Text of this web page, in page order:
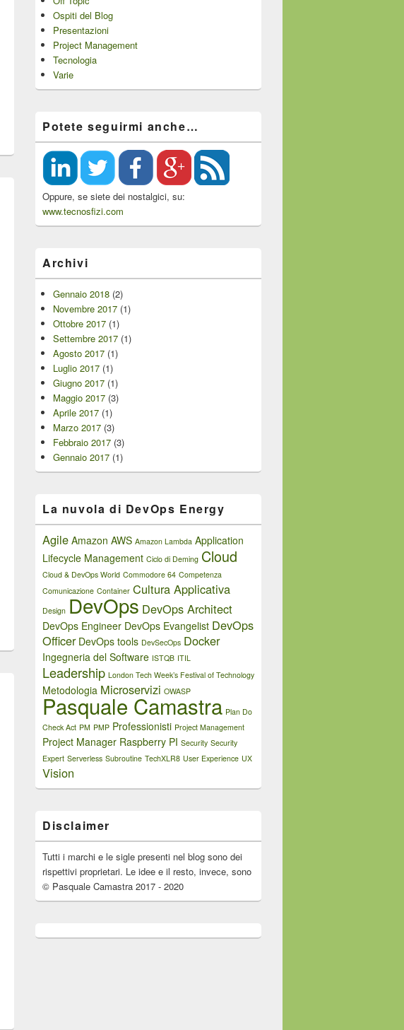
Ospiti del Blog
Presentazioni
Project Management
Tecnologia
Varie
Potete seguirmi anche…
Oppure, se siete dei nostalgici, su:
www.tecnosfizi.com
Archivi
Gennaio 2018 (2)
Novembre 2017 (1)
Ottobre 2017 (1)
Settembre 2017 (1)
Agosto 2017 (1)
Luglio 2017 (1)
Giugno 2017 (1)
Maggio 2017 (3)
Aprile 2017 (1)
Marzo 2017 (3)
Febbraio 2017 (3)
Gennaio 2017 (1)
La nuvola di DevOps Energy
Agile Amazon AWS Amazon Lambda Application
Lifecycle Management Ciclo di Deming Cloud
Cloud & DevOps World Commodore 64 Competenza
Comunicazione Container Cultura Applicativa
Design DevOps DevOps Architect
DevOps Engineer DevOps Evangelist DevOps
Officer DevOps tools DevSecOps Docker
Ingegneria del Software ISTQB ITIL
Leadership London Tech Week’s Festival of Technology
Metodologia Microservizi OWASP
Pasquale Camastra Plan Do
Check Act PM PMP Professionisti Project Management
Project Manager Raspberry PI Security Security
Expert Serverless Subroutine TechXLR8 User Experience UX
Vision
Disclaimer
Tutti i marchi e le sigle presenti nel blog sono dei
rispettivi proprietari. Le idee e il resto, invece, sono
© Pasquale Camastra 2017 - 2020